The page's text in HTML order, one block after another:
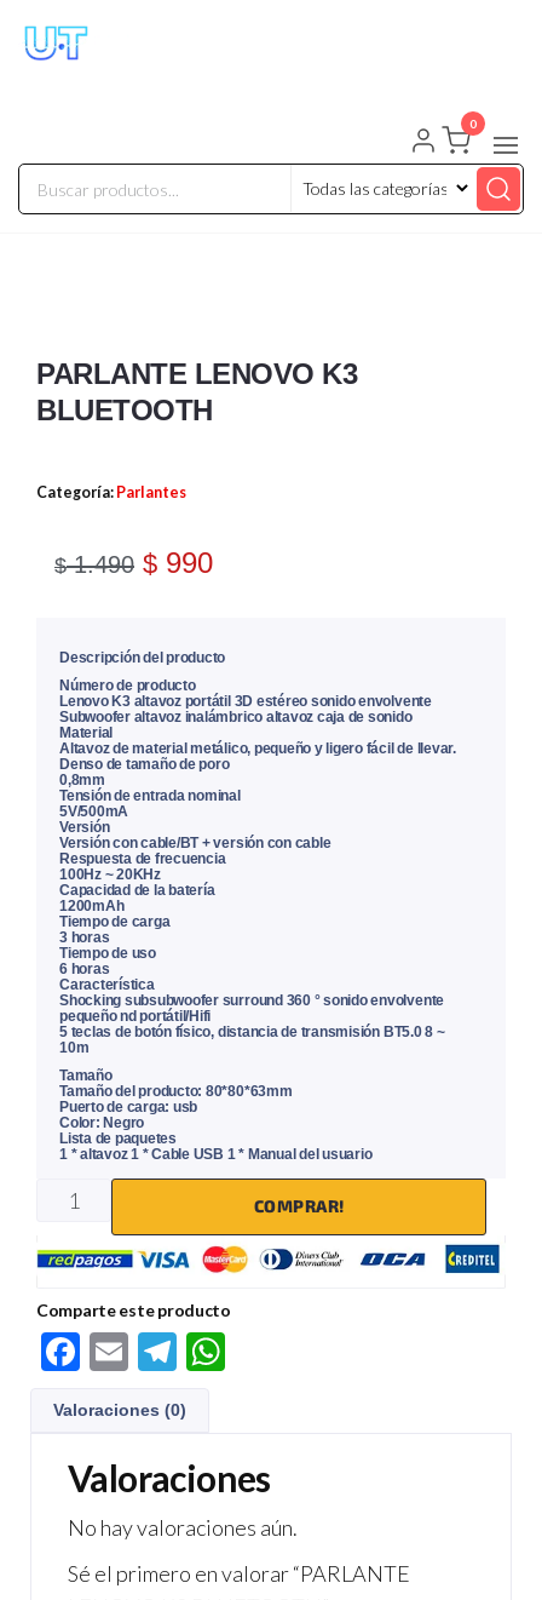
0
PARLANTE LENOVO K3
BLUETOOTH
Categoría: Parlantes
$1.490 $ 990
Descripción del producto
Número de producto
Lenovo K3 altavoz portátil 3D estéreo sonido envolvente
Subwoofer altavoz inalámbrico altavoz caja de sonido
Material
Altavoz de material metálico, pequeño y ligero fácil de llevar.
Denso de tamaño de poro
0,8mm
Tensión de entrada nominal
5V/500mA
Versión
Versión con cable/BT + versión con cable
Respuesta de frecuencia
100Hz ~ 20KHz
Capacidad de la batería
1200mAh
Tiempo de carga
3 horas
Tiempo de uso
6 horas
Característica
Shocking subsubwoofer surround 360 ° sonido envolvente
pequeño nd portátil/Hifi
5 teclas de botón físico, distancia de transmisión BT5.0 8 ~
10m
Tamaño
Tamaño del producto: 80*80*63mm
Puerto de carga: usb
Color: Negro
Lista de paquetes
1 * altavoz 1 * Cable USB 1 * Manual del usuario
COMPRAR!
Comparte este producto
F
e
b
o
o
k
E
ail
Te
gr
a
m
s
A
p
p
Valoraciones (0)
Valoraciones
No hay valoraciones aún.
Sé el primero en valorar “PARLANTE